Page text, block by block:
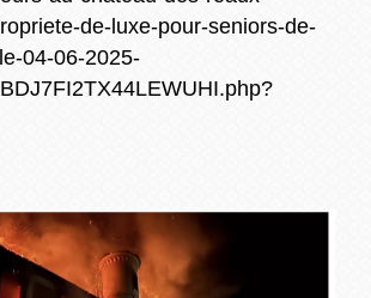
de-luxe-pour-seniors-de-
04-06-2025-